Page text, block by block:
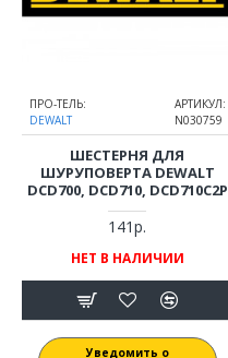
ПРО-ТЕЛЬ:
DEWALT
АРТИКУЛ:
N030759
ШЕСТЕРНЯ ДЛЯ
ШУРУПОВЕРТА DEWALT
DCD700, DCD710, DCD710C2P
141р.
НЕТ В НАЛИЧИИ
Уведомить о